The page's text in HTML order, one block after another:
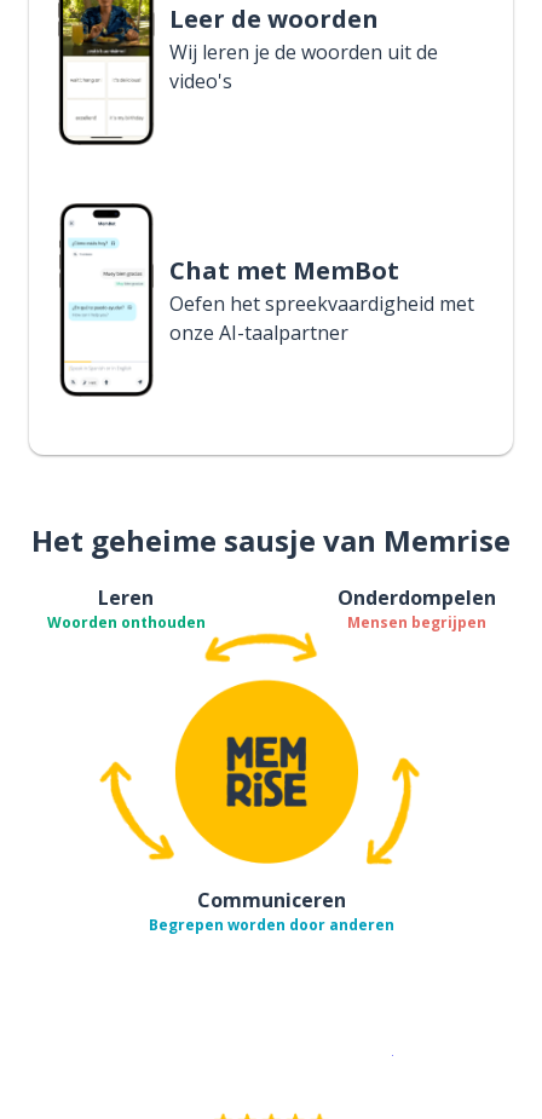
Leer de woorden
Wij leren je de woorden uit de
video's
Chat met MemBot
Oefen het spreekvaardigheid met
onze AI-taalpartner
Het geheime sausje van Memrise
Leren
Woorden onthouden
Onderdompelen
Mensen begrijpen
Communiceren
Begrepen worden door anderen